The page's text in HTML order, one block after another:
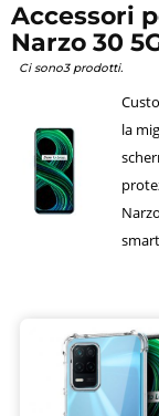
Accessori
Narzo 30
Ci sono3 prodotti.
la